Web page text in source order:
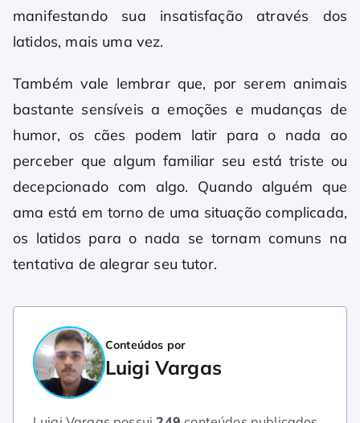
manifestando sua insatisfação através dos
latidos, mais uma vez.
Também vale lembrar que, por serem animais
bastante sensíveis a emoções e mudanças de
humor, os cães podem latir para o nada ao
perceber que algum familiar seu está triste ou
decepcionado com algo. Quando alguém que
ama está em torno de uma situação complicada,
os latidos para o nada se tornam comuns na
tentativa de alegrar seu tutor.
Conteúdos por
Luigi Vargas